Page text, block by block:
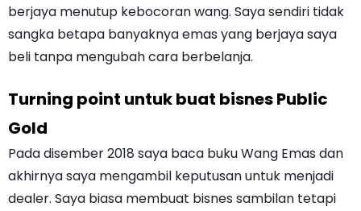
berjaya menutup kebocoran wang. Saya sendiri tidak
sangka betapa banyaknya emas yang berjaya saya
beli tanpa mengubah cara berbelanja.
Turning point untuk buat bisnes Public
Gold
Pada disember 2018 saya baca buku Wang Emas dan
akhirnya saya mengambil keputusan untuk menjadi
dealer. Saya biasa membuat bisnes sambilan tetapi